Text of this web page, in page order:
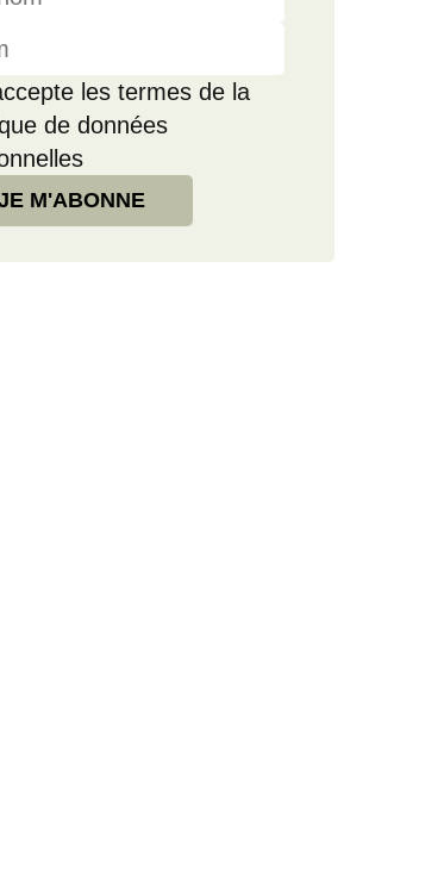
les termes de la
de données